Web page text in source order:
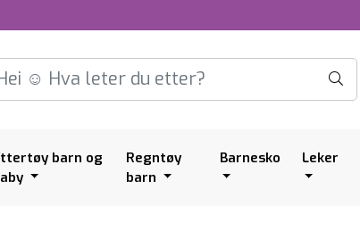
barn og
Regntøy
barn
Barnesko Leker